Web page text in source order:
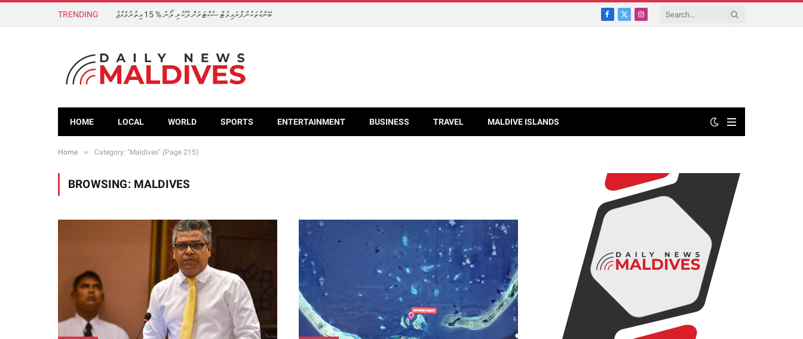
TRENDING ބޭންކުތަކުން ޕްރައިވެޓް ސެކްޓަރަށް ދޫކުރި ލޯނު % 15 އިތުރުވެއްޖެ
Facebook
X
Instagram
HOME LOCAL WORLD SPORTS ENTERTAINMENT BUSINESS TRAVEL MALDIVE ISLANDS
Home » Category: "Maldives" (Page 215)
BROWSING: MALDIVES